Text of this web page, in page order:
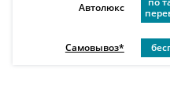
Автолюкс
Самовывоз*